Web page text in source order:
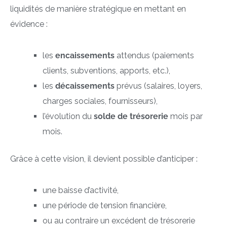
liquidités de manière stratégique en mettant en
évidence :
les encaissements attendus (paiements
clients, subventions, apports, etc.),
les décaissements prévus (salaires, loyers,
charges sociales, fournisseurs),
l’évolution du solde de trésorerie mois par
mois.
Grâce à cette vision, il devient possible d’anticiper :
une baisse d’activité,
une période de tension financière,
ou au contraire un excédent de trésorerie